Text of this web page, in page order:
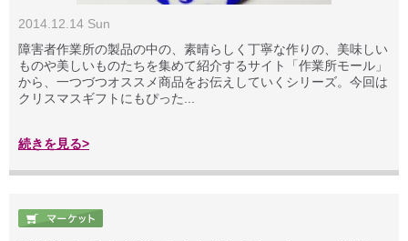
2014.12.14 Sun
障害者作業所の製品の中の、素晴らしく丁寧な作りの、美味しい
ものや美しいものたちを集めて紹介するサイト「作業所モール」
から、一つづつオススメ商品をお伝えしていくシリーズ。今回は
クリスマスギフトにもぴった...
続きを見る>